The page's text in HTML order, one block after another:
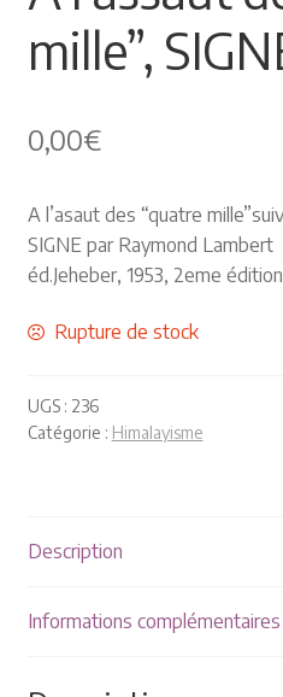
Himalayisme
Peintures
Les Pyrénées
Carte postale
Plaquettes et publicités
MANIFESTATIONS
mille”,
0,00€
A l’asaut des “quatre
SIGNE par Raymond Lambert
éd.Jeheber, 1953, 2eme édition
Rupture de stock
UGS : 236
Catégorie : Himalayisme
Description
Informations complémentaires